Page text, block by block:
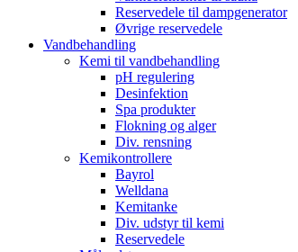
Reservedele til dampgenerator
Øvrige reservedele
Vandbehandling
Kemi til vandbehandling
pH regulering
Desinfektion
Spa produkter
Flokning og alger
Div. rensning
Kemikontrollere
Bayrol
Welldana
Kemitanke
Div. udstyr til kemi
Reservedele